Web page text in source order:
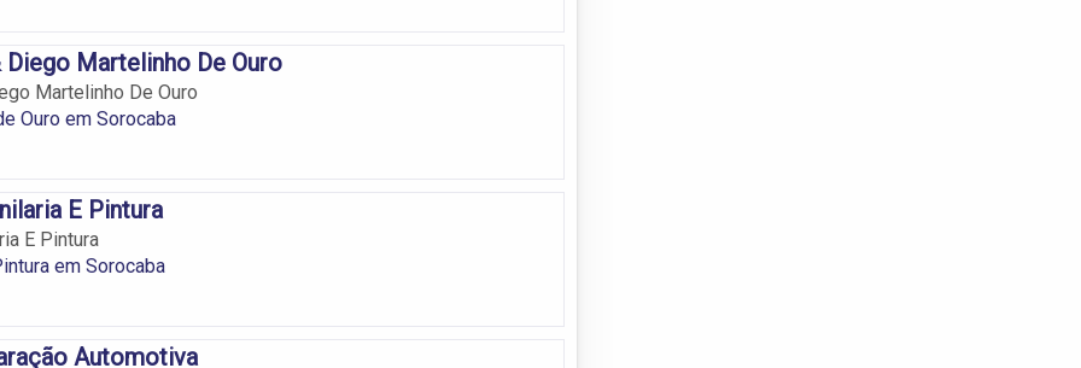
Diego Martelinho De Ouro
Martelinho De Ouro
Ouro em Sorocaba
E Pintura
E Pintura
em Sorocaba
Automotiva